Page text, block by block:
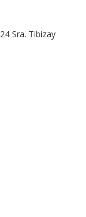
Sra. Tibizay